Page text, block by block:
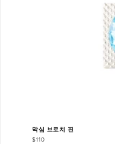
막심 브로치 핀
$110